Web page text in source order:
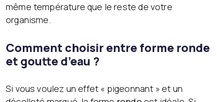
même température que le reste de votre
organisme.
Comment choisir entre forme ronde
et goutte d’eau ?
Si vous voulez un effet « pigeonnant » et un